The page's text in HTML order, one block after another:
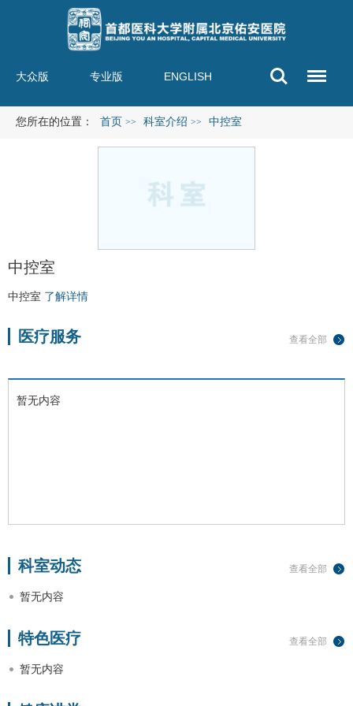
大众版 专业版 ENGLISH
您所在的位置： 首页 >> 科室介绍 >> 中控室
中控室
中控室 了解详情
查看全部
医疗服务
暂无内容
查看全部
科室动态
暂无内容
查看全部
特色医疗
暂无内容